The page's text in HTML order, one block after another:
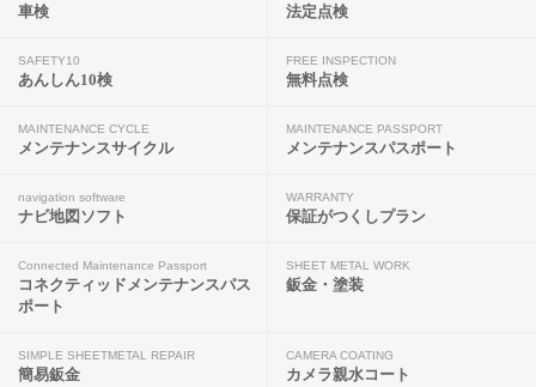
車検 法定点検
SAFETY10
あんしん10検
FREE INSPECTION
無料点検
MAINTENANCE CYCLE
メンテナンスサイクル
MAINTENANCE PASSPORT
メンテナンスパスポート
navigation software
ナビ地図ソフト
WARRANTY
保証がつくしプラン
Connected Maintenance Passport
コネクティッドメンテナンスパス
ポート
SHEET METAL WORK
鈑金・塗装
SIMPLE SHEETMETAL REPAIR
簡易鈑金
CAMERA COATING
カメラ親水コート